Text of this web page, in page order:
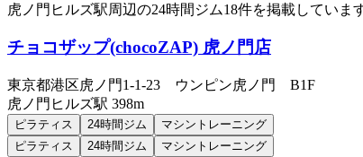
虎ノ門ヒルズ駅周辺の24時間ジム18件を掲載していま
チョコザップ(chocoZAP) 虎ノ門店
東京都港区虎ノ門1-1-23 ウンピン虎ノ門 B1F
虎ノ門ヒルズ駅 398m
ピラティス 24時間ジム
マシントレーニング
ピラティス
24時間ジム マシントレーニング